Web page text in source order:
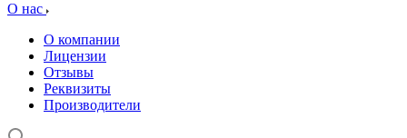
О нас
О компании
Лицензии
Отзывы
Реквизиты
Производители